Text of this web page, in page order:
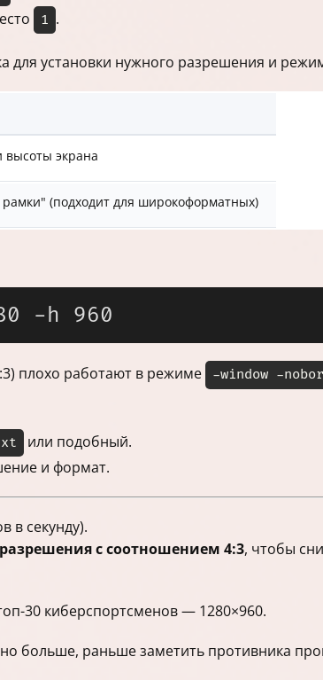
1 .
для установки нужного разрешения и
экрана
(подходит для широкоформатных)
плохо работают в режиме -window -
или подобный.
и формат.
в секунду).
с соотношением 4:3, чтобы
30 киберспортсменов — 1280×960.
больше, раньше заметить противника